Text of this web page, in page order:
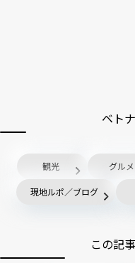
ベト
観光 グルメ
現地ルポ／ブログ
この記